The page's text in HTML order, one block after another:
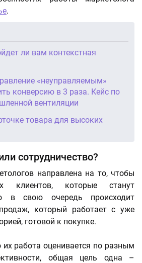
.
ли вам контекстная
«неуправляемым»
конверсию в 3 раза. Кейс по
вентиляции
товара для высоких
сотрудничество?
направлена на то, чтобы
клиентов, которые станут
в свою очередь происходит
который работает с уже
готовой к покупке.
работа оценивается по разным
общая цель одна –